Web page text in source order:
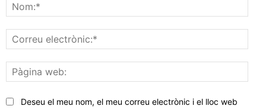
web:
Deseu el meu nom, el meu correu electrònic i el lloc web